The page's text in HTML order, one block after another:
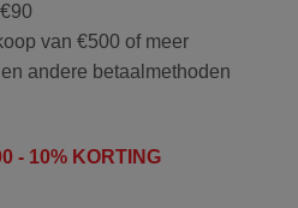
van €500 of meer
andere betaalmethoden
0 - 10% KORTING